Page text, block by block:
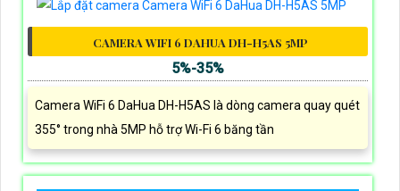
CAMERA WIFI 6 DAHUA DH-H5AS 5MP
5%-35%
Camera WiFi 6 DaHua DH-H5AS là dòng camera quay quét
355° trong nhà 5MP hỗ trợ Wi-Fi 6 băng tần